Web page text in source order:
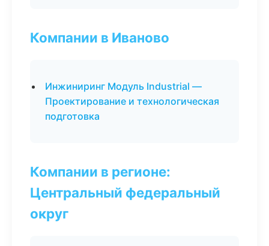
Компании в Иваново
Инжиниринг Модуль Industrial —
Проектирование и технологическая
подготовка
Компании в регионе:
Центральный федеральный
округ